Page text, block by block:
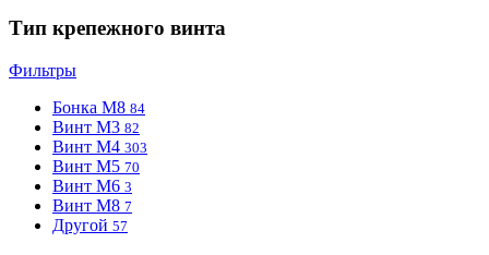
Тип крепежного винта
Фильтры
Бонка M8 84
Винт M3 82
Винт M4 303
Винт M5 70
Винт М6 3
Винт М8 7
Другой 57